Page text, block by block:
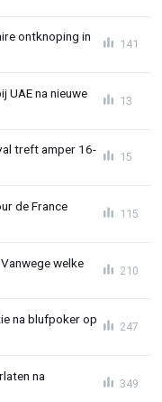
ontknoping in
141
UAE na nieuwe
13
treft amper 16-
15
de France
115
welke
210
na blufpoker op
247
na
349